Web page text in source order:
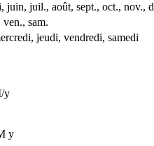
juin, juil., août, sept., oct., nov.,
sam.
jeudi, vendredi, samedi
y
y